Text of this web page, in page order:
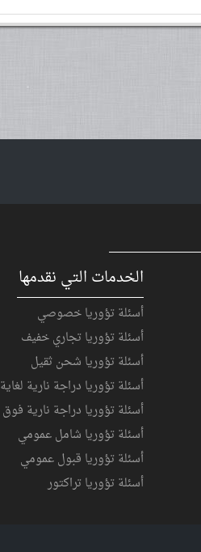
الخدمات التي نقدمها
أسئلة تؤوريا خصوصي
أسئلة تؤوريا تجاري خفيف
أسئلة تؤوريا شحن ثقيل
أسئلة تؤوريا دراجة نارية لغاية 250 cc
أسئلة تؤوريا دراجة نارية فوق 250 cc
أسئلة تؤوريا شامل عمومي
أسئلة تؤوريا قبول عمومي
أسئلة تؤوريا تراكتور